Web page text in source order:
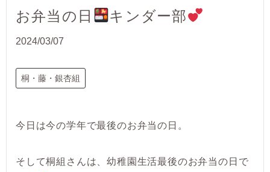
お弁当の日 キンダー部
2024/03/07
桐・藤・銀杏組
今日は今の学年で最後のお弁当の日。
そして桐組さんは、幼稚園生活最後のお弁当の日で